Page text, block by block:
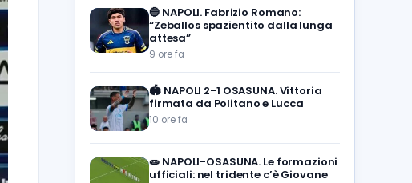
🔵 NAPOLI. Fabrizio Romano:
“Zeballos spazientito dalla lunga
attesa”
9 ore fa
🏟️ NAPOLI 2-1 OSASUNA. Vittoria
firmata da Politano e Lucca
10 ore fa
🧫 NAPOLI-OSASUNA. Le formazioni
ufficiali: nel tridente c’è Giovane